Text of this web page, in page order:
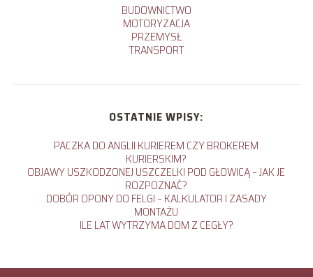
BUDOWNICTWO
MOTORYZACJA
PRZEMYSŁ
TRANSPORT
OSTATNIE WPISY:
PACZKA DO ANGLII KURIEREM CZY BROKEREM
KURIERSKIM?
OBJAWY USZKODZONEJ USZCZELKI POD GŁOWICĄ – JAK JE
ROZPOZNAĆ?
DOBÓR OPONY DO FELGI – KALKULATOR I ZASADY
MONTAŻU
ILE LAT WYTRZYMA DOM Z CEGŁY?